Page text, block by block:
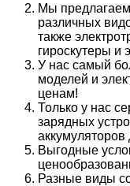
Мы
различных
также
гироскутеры и
У нас самый
моделей и
ценам!
Только у нас
зарядных
аккумуляторов
Выгодные
Разные виды